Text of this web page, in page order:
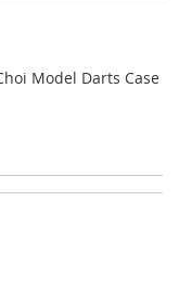
Model Darts Case